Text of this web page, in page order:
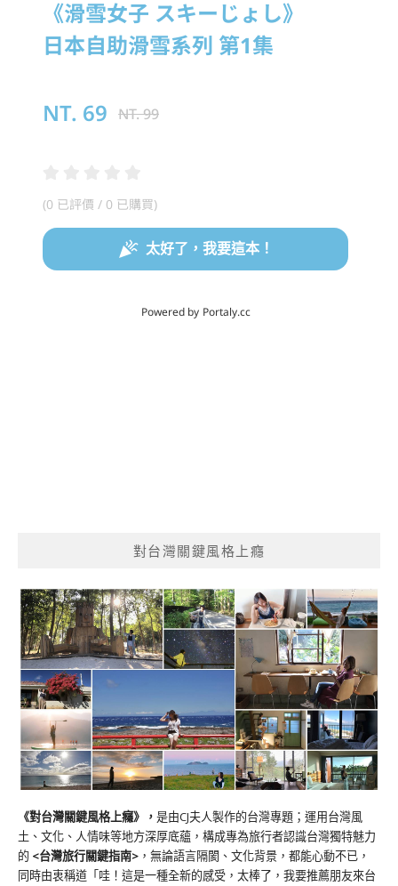
對台灣關鍵風格上癮
《對台灣關鍵風格上癮》 ， 是由CJ夫人製作的台灣專題；運用台灣風
土、文化、人情味等地方深厚底蘊，構成專為旅行者認識台灣獨特魅力
的 <台灣旅行關鍵指南> ，無論語言隔閡、文化背景，都能心動不已，
同時由衷稱道「哇！這是一種全新的感受，太棒了，我要推薦朋友來台